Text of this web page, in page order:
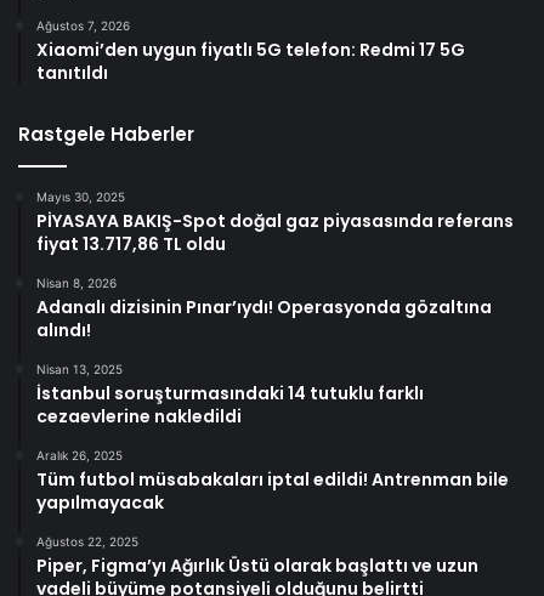
Ağustos 7, 2026
Xiaomi’den uygun fiyatlı 5G telefon: Redmi 17 5G
tanıtıldı
Rastgele Haberler
Mayıs 30, 2025
PİYASAYA BAKIŞ-Spot doğal gaz piyasasında referans
fiyat 13.717,86 TL oldu
Nisan 8, 2026
Adanalı dizisinin Pınar’ıydı! Operasyonda gözaltına
alındı!
Nisan 13, 2025
İstanbul soruşturmasındaki 14 tutuklu farklı
cezaevlerine nakledildi
Aralık 26, 2025
Tüm futbol müsabakaları iptal edildi! Antrenman bile
yapılmayacak
Ağustos 22, 2025
Piper, Figma’yı Ağırlık Üstü olarak başlattı ve uzun
vadeli büyüme potansiyeli olduğunu belirtti